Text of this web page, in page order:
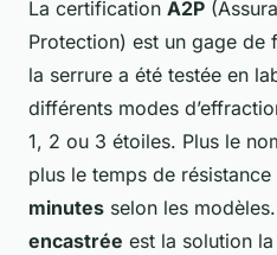
La certification A2P
Protection) est un gage de
la serrure a été testée en
différents modes
1, 2 ou 3 étoiles. Plus le
plus le temps de
minutes selon les
encastrée est la solution